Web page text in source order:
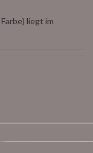
liegt im